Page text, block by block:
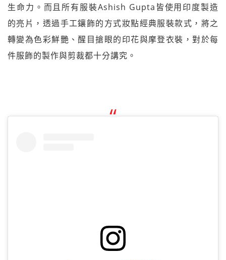
生命力。而且所有服裝Ashish Gupta皆使用印度製造
的亮片，透過手工鑲飾的方式妝點經典服裝款式，將之
轉變為色彩鮮艷、醒目搶眼的印花與摩登衣裝，對於每
件服飾的製作與剪裁都十分講究。